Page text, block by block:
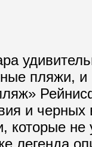
пляжи,
и
не